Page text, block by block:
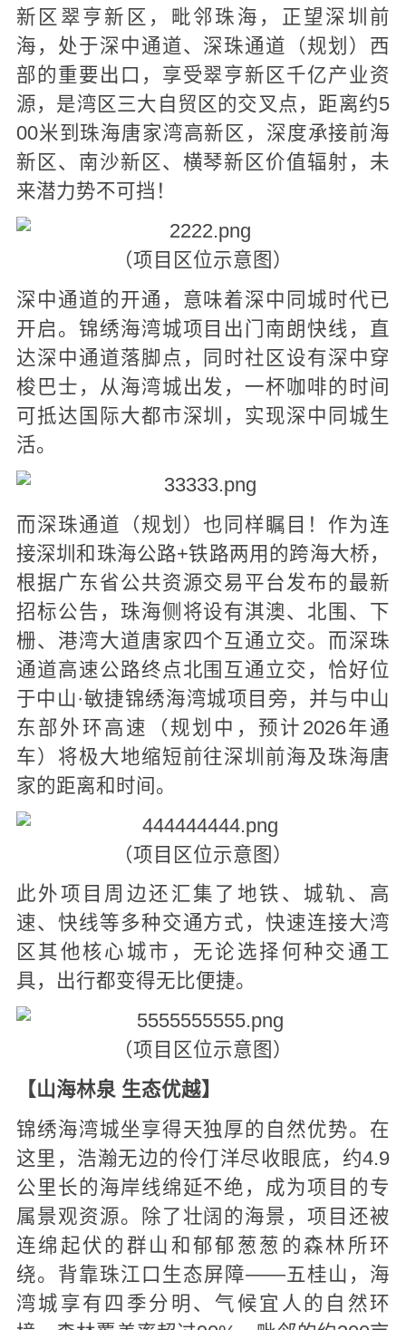
新区翠亨新区，毗邻珠海，正望深圳前
海，处于深中通道、深珠通道（规划）西
部的重要出口，享受翠亨新区千亿产业资
源，是湾区三大自贸区的交叉点，距离约5
00米到珠海唐家湾高新区，深度承接前海
新区、南沙新区、横琴新区价值辐射，未
来潜力势不可挡！
（项目区位示意图）
深中通道的开通，意味着深中同城时代已
开启。锦绣海湾城项目出门南朗快线，直
达深中通道落脚点，同时社区设有深中穿
梭巴士，从海湾城出发，一杯咖啡的时间
可抵达国际大都市深圳，实现深中同城生
活。
而深珠通道（规划）也同样瞩目！作为连
接深圳和珠海公路+铁路两用的跨海大桥，
根据广东省公共资源交易平台发布的最新
招标公告，珠海侧将设有淇澳、北围、下
栅、港湾大道唐家四个互通立交。而深珠
通道高速公路终点北围互通立交，恰好位
于中山·敏捷锦绣海湾城项目旁，并与中山
东部外环高速（规划中，预计2026年通
车）将极大地缩短前往深圳前海及珠海唐
家的距离和时间。
（项目区位示意图）
此外项目周边还汇集了地铁、城轨、高
速、快线等多种交通方式，快速连接大湾
区其他核心城市，无论选择何种交通工
具，出行都变得无比便捷。
（项目区位示意图）
【山海林泉 生态优越】
锦绣海湾城坐享得天独厚的自然优势。在
这里，浩瀚无边的伶仃洋尽收眼底，约4.9
公里长的海岸线绵延不绝，成为项目的专
属景观资源。除了壮阔的海景，项目还被
连绵起伏的群山和郁郁葱葱的森林所环
绕。背靠珠江口生态屏障——五桂山，海
湾城享有四季分明、气候宜人的自然环